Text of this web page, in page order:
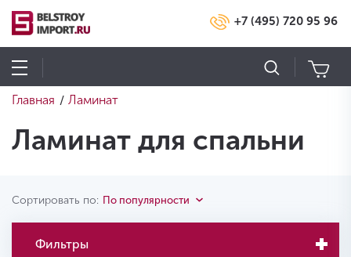
+7 (495) 720 95 96
Главная / Ламинат
Ламинат для спальни
Сортировать по: По популярности
Фильтры